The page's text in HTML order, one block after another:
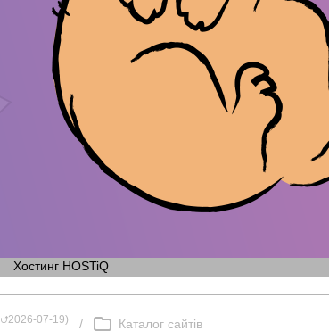
Хостинг HOSTiQ
⮍2026-07-19) / Каталог сайтів